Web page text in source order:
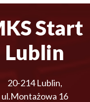
Start
Lublin
20-214 Lublin,
ul.Montażowa 16